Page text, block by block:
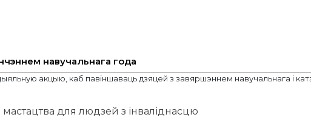
навучальнага года
акцыю, каб павіншаваць дзяцей з завяршэннем навучальнага і